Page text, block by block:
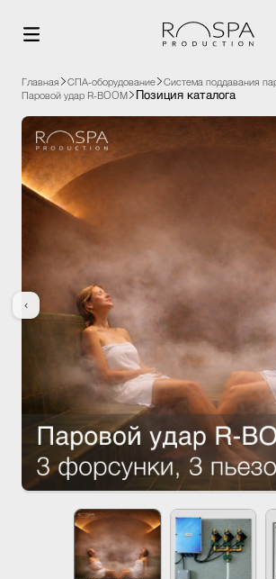
Главная СПА-оборудование
Система поддавания
Паровой удар R-BOOM
Позиция каталога
‹